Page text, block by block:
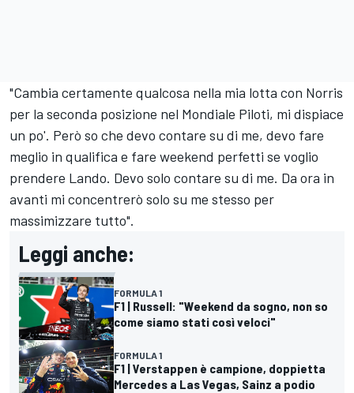
"Cambia certamente qualcosa nella mia lotta con Norris
per la seconda posizione nel Mondiale Piloti, mi dispiace
un po'. Però so che devo contare su di me, devo fare
meglio in qualifica e fare weekend perfetti se voglio
prendere Lando. Devo solo contare su di me. Da ora in
avanti mi concentrerò solo su me stesso per
massimizzare tutto".
Leggi anche:
FORMULA 1
F1 | Russell: "Weekend da sogno, non so
come siamo stati così veloci"
FORMULA 1
F1 | Verstappen è campione, doppietta
Mercedes a Las Vegas, Sainz a podio